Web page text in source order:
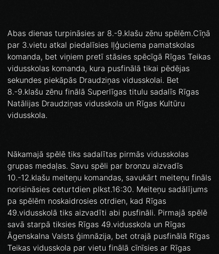
Abas dienas turpināsies ar 8.-9.klašu zēnu spēlēm.Cīņā
par 3.vietu atkal piedalīsies Iļģuciema pamatskolas
komanda, bet viņiem pretī stāsies spēcīgā Rīgas Teikas
vidusskolas komanda, kura pusfinālā tikai pēdējas
sekundes piekāpās Draudziņas vidusskolai. Bet
8.-9.klašu zēnu finālā Superlīgas titulu sadalīs Rīgas
Natālijas Draudziņas vidusskola un Rīgas Kultūru
vidusskola.
Nākamajā spēlē tiks sadalītas pirmās vidusskolas
grupas medaļas. Savu spēli par bronzu aizvadīs
10.-12.klašu meiteņu komandas, savukārt meiteņu fināls
norisināsies ceturtdien plkst.16:30. Meiteņu sadālījums
pa spēlēm noskaidrosies otrdien, kad Rīgas
49.vidusskolā tiks aizvadīti abi pusfināli. Pirmajā spēlē
savā starpā tiksies Rīgas 49.vidusskola un Rīgas
Āgenskalna Valsts ģimnāzija, bet otrajā pusfinālā Rīgas
Teikas vidusskola par vietu finālā cīnīsies ar Rīgas